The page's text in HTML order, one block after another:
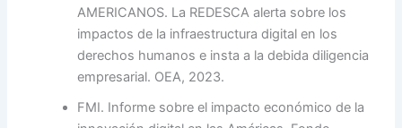
AMERICANOS. La REDESCA alerta sobre los
impactos de la infraestructura digital en los
derechos humanos e insta a la debida diligencia
empresarial. OEA, 2023.
FMI. Informe sobre el impacto económico de la